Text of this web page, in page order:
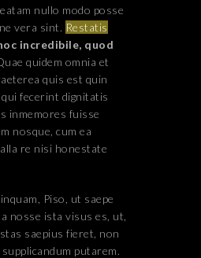
nullo modo posse
vera sint. Restatis
incredibile, quod
quidem omnia et
quis est quin
fecerint dignitatis
inmemores fuisse
nosque, cum ea
re nisi honestate
Piso, ut saepe
nosse ista visus es, ut,
saepius fieret, non
putarem.